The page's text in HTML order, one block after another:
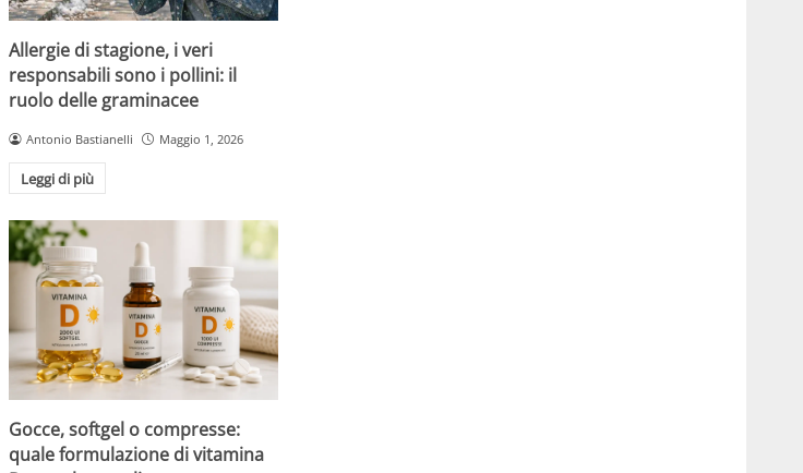
Allergie di stagione, i veri
responsabili sono i pollini: il
ruolo delle graminacee
Antonio Bastianelli Maggio 1, 2026
Leggi di più
Gocce, softgel o compresse:
quale formulazione di vitamina